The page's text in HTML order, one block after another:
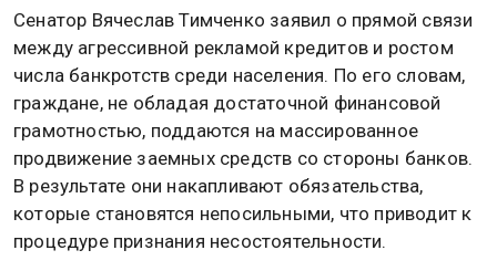
Сенатор Вячеслав Тимченко заявил о прямой связи
между агрессивной рекламой кредитов и ростом
числа банкротств среди населения. По его словам,
граждане, не обладая достаточной финансовой
грамотностью, поддаются на массированное
продвижение заемных средств со стороны банков.
В результате они накапливают обязательства,
которые становятся непосильными, что приводит к
процедуре признания несостоятельности.